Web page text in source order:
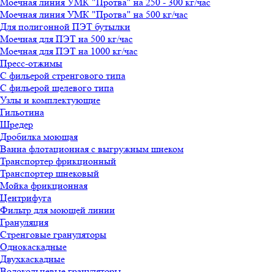
Моечная линия УМК "Протва" на 500 кг/час
Для полигонной ПЭТ бутылки
Моечная для ПЭТ на 500 кг/час
Моечная для ПЭТ на 1000 кг/час
Пресс-отжимы
С фильерой стренгового типа
С фильерой щелевого типа
Узлы и комплектующие
Гильотина
Шредер
Дробилка моющая
Ванна флотационная с выгружным шнеком
Транспортер фрикционный
Транспортер шнековый
Мойка фрикционная
Центрифуга
Фильтр для моющей линии
Грануляция
Стренговые грануляторы
Однокаскадные
Двухкаскадные